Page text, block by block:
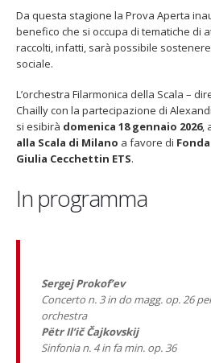
Da questa stagione la Prova Aperta
benefico che si occupa di tematiche di
raccolti, infatti, sarà possibile
sociale.
L’orchestra Filarmonica della Scala –
Chailly con la partecipazione di
si esibirà domenica 18 gennaio 2026,
alla Scala di Milano a favore di
Giulia Cecchettin ETS.
In programma
Sergej Prokof’ev
Concerto n. 3 in do magg. op. 26
orchestra
Pëtr Il’ič Čajkovskij
Sinfonia n. 4 in fa min. op. 36
l’assistenza domiciliare